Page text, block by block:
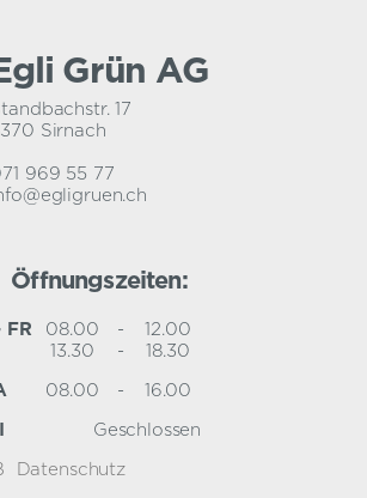
Grün AG
17
Sirnach
969 55 77
Öffnungszeiten:
FR 08.00 -
12.00
13.30
- 18.30
08.00 - 16.00
Geschlossen
Datenschutz